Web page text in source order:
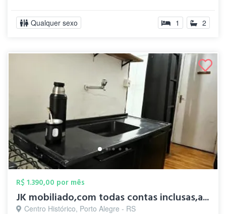
Qualquer sexo 1 2
R$ 1.390,00 por mês
JK mobiliado,com todas contas inclusas,a...
Centro Histórico, Porto Alegre - RS